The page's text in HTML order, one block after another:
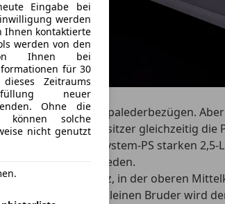
Eingabe bei
werden
Ihnen kontaktierte
werden von den
Ihnen bei
für 30
Zeitraums
neuer
Ohne die
können solche
nicht genutzt
sogar mit Nappalederbezügen.
sich der Siebensitzer gleichzeitig
zum 327 System-PS starken 2,5-
Optionen entschieden.
Dafür ist der Reiz, in der oberen
Anders als beim kleinen Bruder wird